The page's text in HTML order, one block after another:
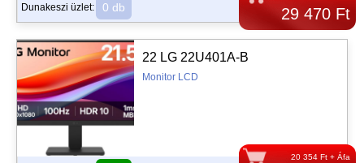
29 470 Ft
Dunakeszi üzlet: 0 db
20 354 Ft + Áfa
22 LG 22U401A-B
Monitor LCD